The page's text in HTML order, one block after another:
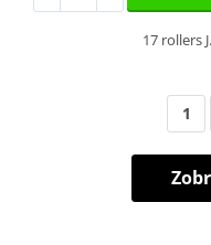
17 rollers
1